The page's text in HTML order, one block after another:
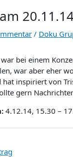
/ Doku
bei einem
war aber eher
hat inspiriert von
gern
4.12.14, 15.30 –